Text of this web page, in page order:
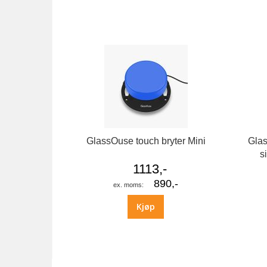
GlassOuse touch bryter Mini
1113,-
890,-
Kjøp